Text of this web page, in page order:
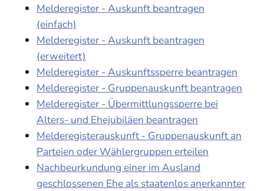
Melderegister - Auskunft beantragen
(einfach)
Melderegister - Auskunft beantragen
(erweitert)
Melderegister - Auskunftssperre beantragen
Melderegister - Gruppenauskunft beantragen
Melderegister - Übermittlungssperre bei
Alters- und Ehejubiläen beantragen
Melderegisterauskunft - Gruppenauskunft an
Parteien oder Wählergruppen erteilen
Nachbeurkundung einer im Ausland
geschlossenen Ehe als staatenlos anerkannter